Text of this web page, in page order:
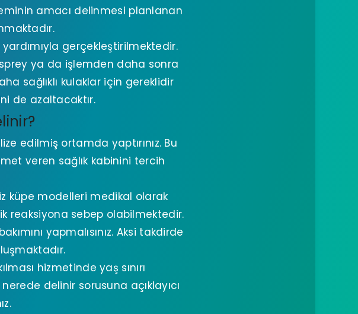
amacı delinmesi planlanan
gerçekleştirilmektedir.
ya da işlemden daha sonra
sağlıklı kulaklar için gereklidir
de azaltacaktır.
edilmiş ortamda yaptırınız. Bu
veren sağlık kabinini tercih
küpe modelleri medikal olarak
reaksiyona sebep olabilmektedir.
yapmalısınız. Aksi takdirde
hizmetinde yaş sınırı
delinir sorusuna açıklayıcı